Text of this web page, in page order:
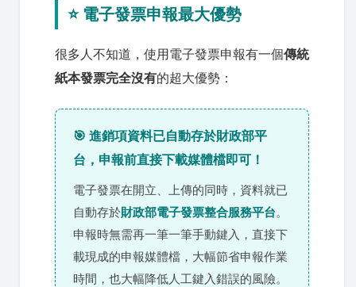
⭐ 電子發票申報最大優勢
很多人不知道，使用電子發票申報有一個傳統
紙本發票完全沒有的超大優勢：
🎯 進銷項資料已自動存於財政部平
台，申報前直接下載媒體檔即可！
電子發票在開立、上傳的同時，資料就已
自動存於財政部電子發票整合服務平台。
申報時無需再一筆一筆手動鍵入，直接下
載現成的申報媒體檔，大幅節省申報作業
時間，也大幅降低人工鍵入錯誤的風險。